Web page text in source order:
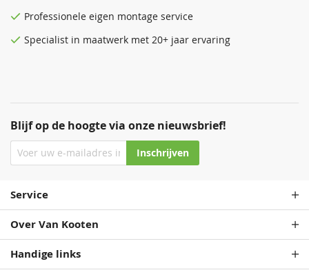
Blijf op de hoogte via onze nieuwsbrief!
Inschrijven
Professionele eigen montage service
Specialist in maatwerk met 20+ jaar ervaring
Service
Over Van Kooten
Handige links